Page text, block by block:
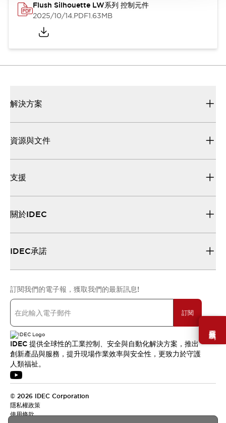
需要幫助嗎？
Flush Silhouette LW系列 控制元件
2025/10/14.PDF1.63MB
解決方案
資源與文件
支援
關於IDEC
IDEC承諾
訂閱我們的電子報，獲取我們的最新訊息!
訂閱
IDEC 提供全球性的工業控制、安全與自動化解決方案，推出
創新產品與服務，提升現場作業效率與安全性，更致力於守護
人類福祉。
© 2026 IDEC Corporation
隱私權政策
使用條款